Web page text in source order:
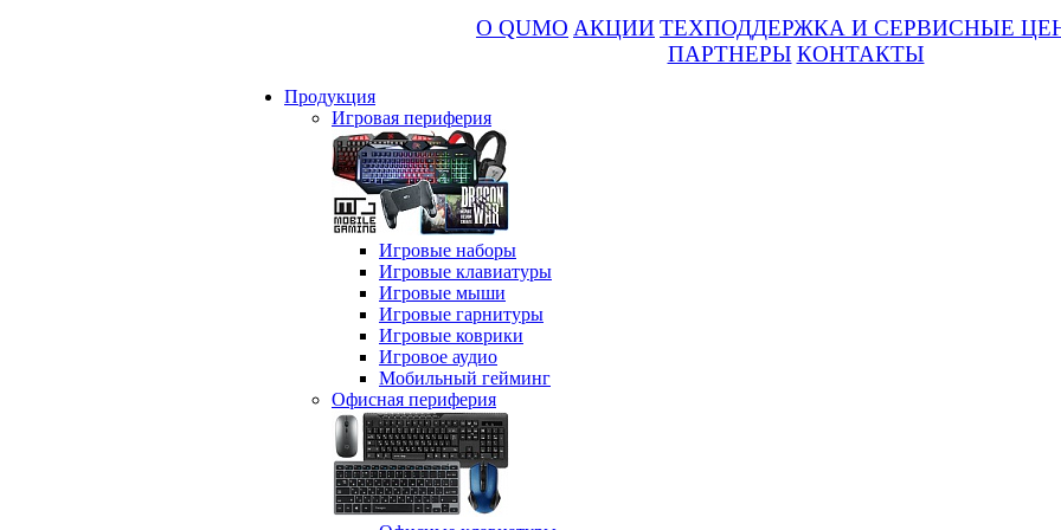
О QUMO АКЦИИ ТЕХПОДДЕРЖКА И СЕРВИСНЫЕ
ПАРТНЕРЫ КОНТАКТЫ
Продукция
Игровая периферия
Игровые наборы
Игровые клавиатуры
Игровые мыши
Игровые гарнитуры
Игровые коврики
Игровое аудио
Мобильный гейминг
Офисная периферия